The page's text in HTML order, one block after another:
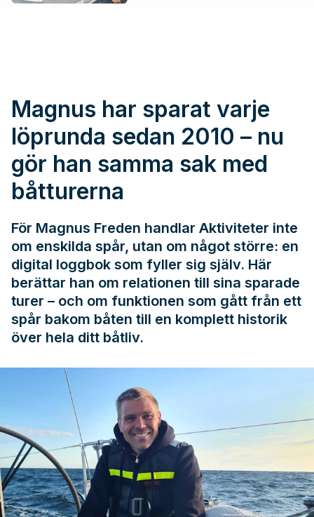
Magnus har sparat varje
löprunda sedan 2010 – nu
gör han samma sak med
båtturerna
För Magnus Freden handlar Aktiviteter inte
om enskilda spår, utan om något större: en
digital loggbok som fyller sig själv. Här
berättar han om relationen till sina sparade
turer – och om funktionen som gått från ett
spår bakom båten till en komplett historik
över hela ditt båtliv.